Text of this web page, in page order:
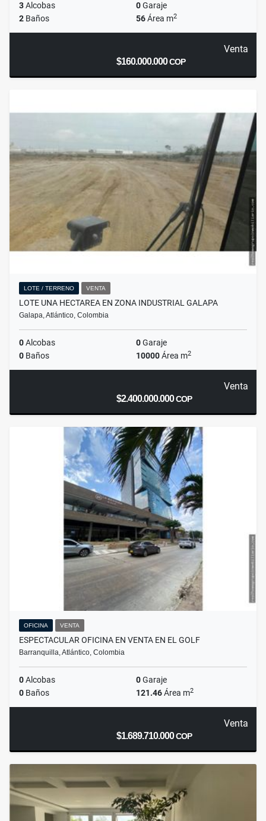
3Alcobas 0Garaje
2 Baños 56Área m2
Venta
$160.000.000COP
LOTE / TERRENO VENTA
LOTE UNA HECTAREA EN ZONA INDUSTRIAL GALAPA
Galapa, Atlántico, Colombia
0Alcobas 0Garaje
0 Baños 10000Área m2
Venta
$2.400.000.000COP
OFICINA VENTA
ESPECTACULAR OFICINA EN VENTA EN EL GOLF
Barranquilla, Atlántico, Colombia
0Alcobas 0Garaje
0 Baños 121.46Área m2
Venta
$1.689.710.000COP